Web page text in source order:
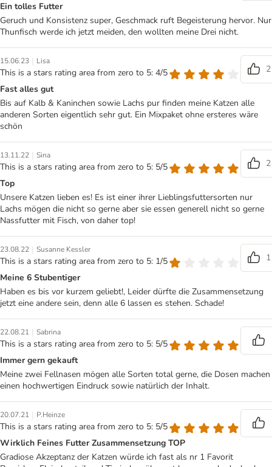
Ein tolles Futter
Geruch und Konsistenz super, Geschmack ruft Begeisterung hervor. Nur
Thunfisch werde ich jetzt meiden, den wollten meine Drei nicht.
15.06.23 | Lisa
This is a stars rating area from zero to 5: 4/5
2
Fast alles gut
Bis auf Kalb & Kaninchen sowie Lachs pur finden meine Katzen alle
anderen Sorten eigentlich sehr gut. Ein Mixpaket ohne ersteres wäre
schön
13.11.22 | Sina
This is a stars rating area from zero to 5: 5/5
2
Top
Unsere Katzen lieben es! Es ist einer ihrer Lieblingsfuttersorten nur
Lachs mögen die nicht so gerne aber sie essen generell nicht so gerne
Nassfutter mit Fisch, von daher top!
23.08.22 | Susanne Kessler
This is a stars rating area from zero to 5: 1/5
1
Meine 6 Stubentiger
Haben es bis vor kurzem geliebt!, Leider dürfte die Zusammensetzung
jetzt eine andere sein, denn alle 6 lassen es stehen. Schade!
22.08.21 | Sabrina
This is a stars rating area from zero to 5: 5/5
Immer gern gekauft
Meine zwei Fellnasen mögen alle Sorten total gerne, die Dosen machen
einen hochwertigen Eindruck sowie natürlich der Inhalt.
20.07.21 | P.Heinze
This is a stars rating area from zero to 5: 5/5
Wirklich Feines Futter Zusammensetzung TOP
Gradiose Akzeptanz der Katzen würde ich fast als nr 1 Favorit